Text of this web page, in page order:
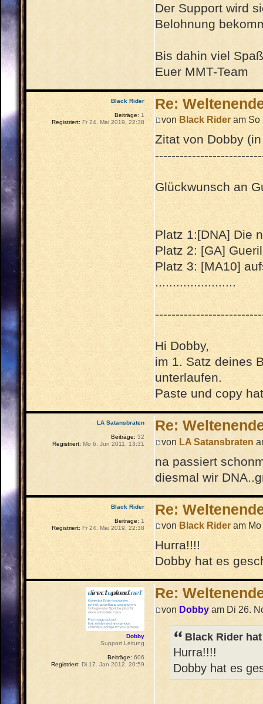
Der Support wird
Belohnung
Bis dahin viel
Euer MMT-Team
Re:
von Black Rideram So
Zitat von Dobby
Glückwunsch an
Platz 1:[DNA] Die
Platz 2: [GA]
Platz 3: [MA10]
.......................
Hi Dobby,
im 1. Satz deines
unterlaufen.
Paste und copy
Black Rider
Beiträge: 1
Registriert: Fr 24. Mai 2019, 22:38
Re:
von LA Satansbraten
na passiert
diesmal wir
LA Satansbraten
Beiträge: 32
Registriert: Mo 6. Jun 2011, 13:31
Re:
von Black Rideram Mo
Hurra!!!!
Dobby hat es
Black Rider
Beiträge: 1
Registriert: Fr 24. Mai 2019, 22:38
Re:
von Dobbyam Di 26.
Black Rider
Hurra!!!!
Dobby hat es
Dobby
Support Leitung
Beiträge: 606
Registriert: Di 17. Jan 2012, 20:59